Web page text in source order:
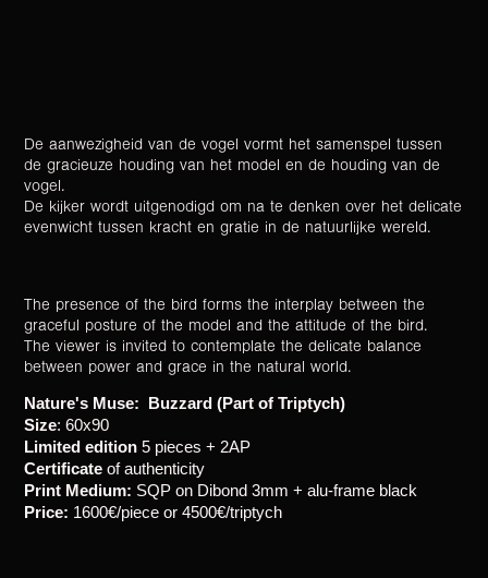
De aanwezigheid van de vogel vormt het samenspel tussen
de gracieuze houding van het model en de houding van de
vogel.
De kijker wordt uitgenodigd om na te denken over het delicate
evenwicht tussen kracht en gratie in de natuurlijke wereld.
The presence of the bird forms the interplay between the
graceful posture of the model and the attitude of the bird.
The viewer is invited to contemplate the delicate balance
between power and grace in the natural world.
Nature's Muse: Buzzard (Part of Triptych)
Size: 60x90
Limited edition 5 pieces + 2AP
Certificate of authenticity
Print Medium: SQP on Dibond 3mm + alu-frame black
Price: 1600€/piece or 4500€/triptych